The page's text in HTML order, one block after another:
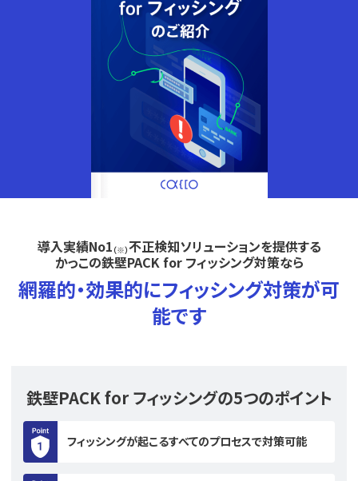
導入実績No1（※）不正検知ソリューションを提供する
かっこの鉄壁PACK for フィッシング対策なら
網羅的・効果的にフィッシング対策が可
能です
鉄壁PACK for フィッシングの5つのポイント
フィッシングが起こるすべてのプロセスで対策可能